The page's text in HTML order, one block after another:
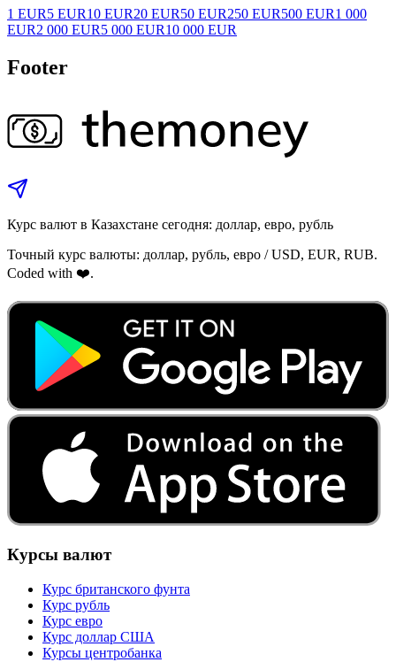
1 EUR5 EUR10 EUR20 EUR50 EUR250 EUR500 EUR1 000
EUR2 000 EUR5 000 EUR10 000 EUR
Footer
Курс валют в Казахстане сегодня: доллар, евро, рубль
Точный курс валюты: доллар, рубль, евро / USD, EUR, RUB.
Coded with ❤️.
Курсы валют
Курс британского фунта
Курс рубль
Курс евро
Курс доллар США
Курсы центробанка